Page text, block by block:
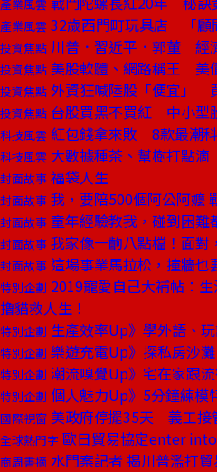
產業風雲
產業風雲 32歲西門町玩具店 「顧
投資焦點 川普．習近平．郭董 經
投資焦點 美股軟體、網路稱王 美
投資焦點 外資狂喊陸股「便宜」
投資焦點 台股買黑不買紅 中小型
科技風雲 紅包錢拿來敗 8款最潮
科技風雲 大數據種茶、幫樹打點
封面故事 福袋人生
封面故事 我，要陪500個阿公阿嬤
封面故事 童年經驗教我，碰到困難
封面故事 我家像一齣八點檔！面對
封面故事 這場事業馬拉松，撞牆也
特別企劃 2019寵愛自己大補帖：
擼貓救人生！
特別企劃 生產效率Up》學外語、
特別企劃 樂遊充電Up》探私房沙
特別企劃 潮流嗅覺Up》宅在家跟
特別企劃 個人魅力Up》5分鐘練模
國際視窗 美政府停擺35天 義工接
全球熱門字 歐日貿易協定enter
商周書摘 水門案記者 揭川普濫打